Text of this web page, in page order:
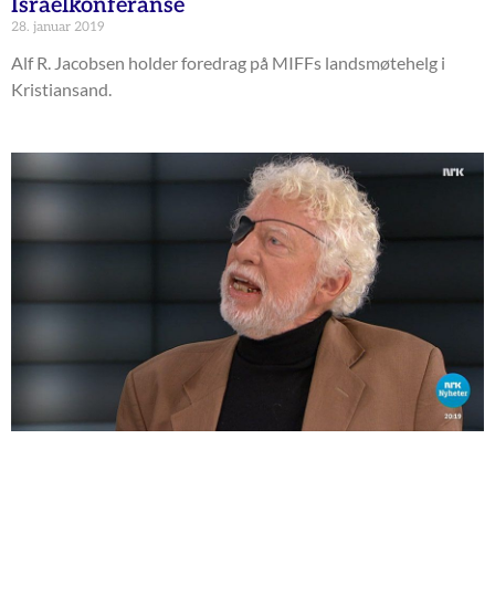
Israelkonferanse
28. januar 2019
Alf R. Jacobsen holder foredrag på MIFFs landsmøtehelg i
Kristiansand.